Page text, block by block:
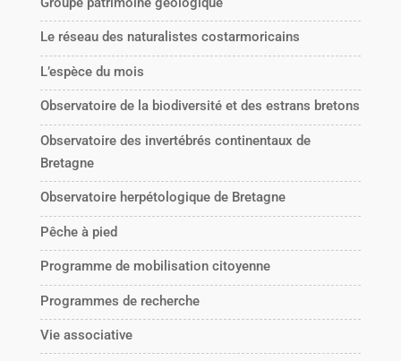
Le réseau des naturalistes costarmoricains
L’espèce du mois
Observatoire de la biodiversité et des estrans bretons
Observatoire des invertébrés continentaux de
Bretagne
Observatoire herpétologique de Bretagne
Pêche à pied
Programme de mobilisation citoyenne
Programmes de recherche
Vie associative